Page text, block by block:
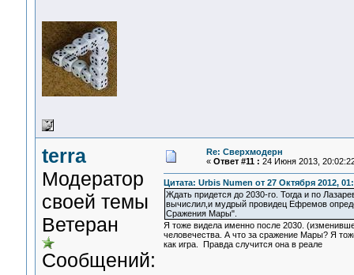
terra
Модератор
своей темы
Ветеран
Сообщений:
Re: Сверхмодерн
« Ответ #11 : 24 Июня 2013,
Цитата: Urbis Numen от 27 Октября 2012,
Ждать придется до 2030-го. Тогда и по
вычислил,и мудрый провидец Ефремов
Сражения Мары".
Я тоже видела именно после 2030.
человечества. А что за сражение Мары? Я
как игра. Правда случится она в реале